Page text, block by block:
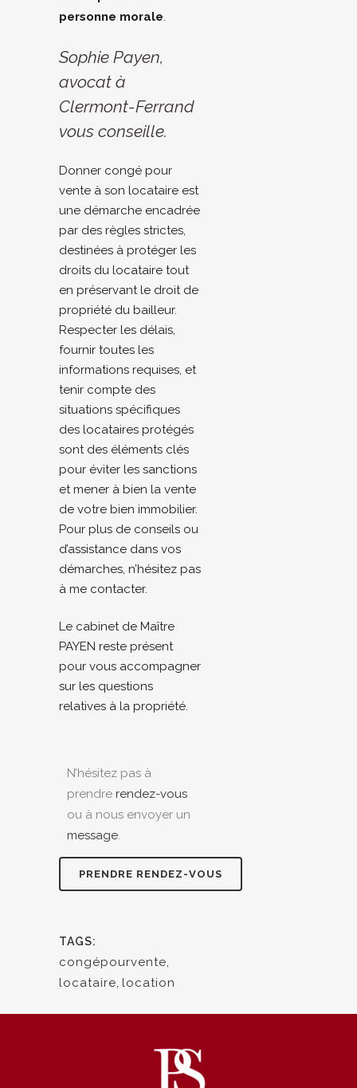
personne morale.
Sophie Payen,
avocat à
Clermont-Ferrand
vous conseille.
Donner congé pour
vente à son locataire est
une démarche encadrée
par des règles strictes,
destinées à protéger les
droits du locataire tout
en préservant le droit de
propriété du bailleur.
Respecter les délais,
fournir toutes les
informations requises, et
tenir compte des
situations spécifiques
des locataires protégés
sont des éléments clés
pour éviter les sanctions
et mener à bien la vente
de votre bien immobilier.
Pour plus de conseils ou
d’assistance dans vos
démarches, n’hésitez pas
à me contacter.
Le cabinet de Maître
PAYEN reste présent
pour vous accompagner
sur les questions
relatives à la propriété.
N’hésitez pas à
prendre rendez-vous
ou à nous envoyer un
message.
PRENDRE RENDEZ-VOUS
TAGS:
congépourvente,
locataire, location